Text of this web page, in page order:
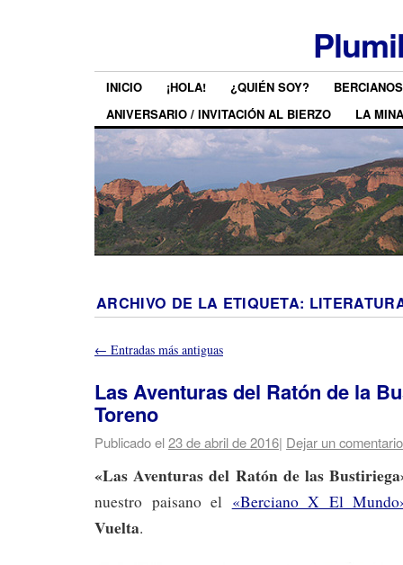
INICIO ¡HOLA! ¿QUIÉN SOY?
ANIVERSARIO / INVITACIÓN AL BIERZO
LA MINA
ARCHIVO DE LA ETIQUETA:
← Entradas más antiguas
Las Aventuras del Ratón de la
Toreno
Publicado el23 de abril de 2016| Dejar un comentario
«Las Aventuras del Ratón de las
nuestro paisano el «Berciano X El
Vuelta.